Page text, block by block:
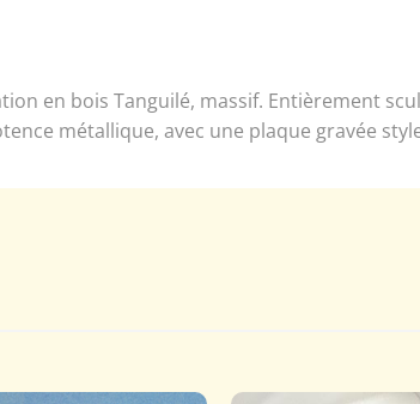
en bois Tanguilé, massif. Entièrement
métallique, avec une plaque gravée